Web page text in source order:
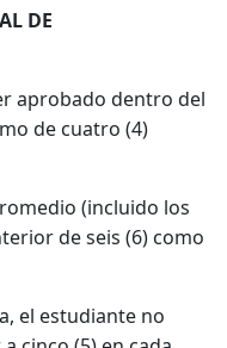
DE
aprobado dentro del
de cuatro (4)
(incluido los
de seis (6) como
el estudiante no